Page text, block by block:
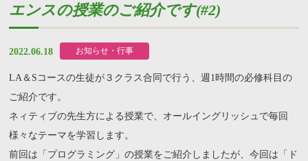
エンスの授業のご紹介です(#2)
2022.06.18 お知らせ・行事
LA＆Sコースの生徒が３クラス合同で行う、週1時間の必修科目の
ご紹介です。
ネィティブの先生方による授業で、オールイングリッシュで毎回
様々なテーマを学習します。
前回は「プログラミング」の授業をご紹介しましたが、今回は「ド